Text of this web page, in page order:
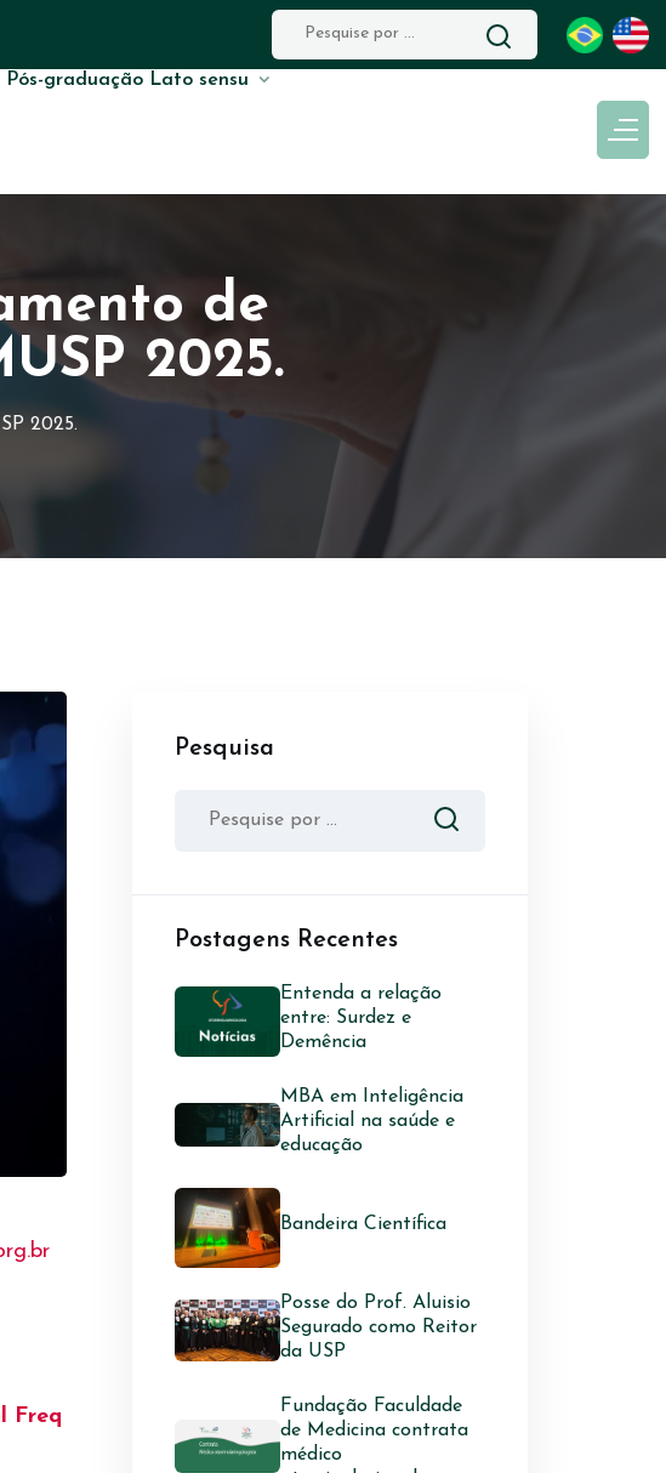
Pós-graduação Lato sensu
de
2025.
2025.
Freq
Pesquisa
Postagens Recentes
Entenda a relação
entre: Surdez e
Demência
MBA em Inteligência
Artificial na saúde e
educação
Bandeira Científica
Posse do Prof. Aluisio
Segurado como Reitor
da USP
Fundação Faculdade
de Medicina contrata
médico